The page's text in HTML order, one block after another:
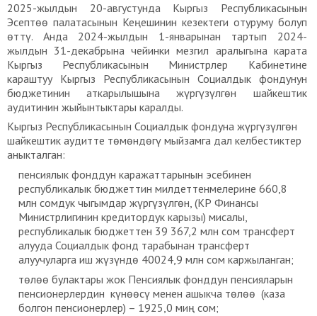
2025-жылдын 20-августунда Кыргыз Республикасынын
Эсептөө палатасынын Кеңешинин кезектеги отуруму болуп
өттү. Анда 2024-жылдын 1-январынан тартып 2024-
жылдын 31-декабрына чейинки мезгил аралыгына карата
Кыргыз Республикасынын Министрлер Кабинетине
караштуу Кыргыз Республикасынын Социалдык фондунун
бюджетинин аткарылышына жүргүзүлгөн шайкештик
аудитинин жыйынтыктары каралды.
Кыргыз Республикасынын Социалдык фондуна жүргүзүлгөн
шайкештик аудитте төмөндөгү мыйзамга дал келбестиктер
аныкталган:
пенсиялык фонддун каражаттарынын эсебинен
республикалык бюджеттин милдеттенмелерине 660,8
млн сомдук чыгымдар жүргүзүлгөн, (КР Финансы
Министрлигинин кредитордук карызы) мисалы,
республикалык бюджеттен 39 367,2 млн сом трансферт
алууда Социалдык фонд тарабынан трансферт
алуучуларга иш жүзүндө 40024,9 млн сом каржыланган;
төлөө булактары жок Пенсиялык фонддун пенсияларын
пенсионерлердин күнөөсү менен ашыкча төлөө (каза
болгон пенсионерлер) – 1925,0 миң сом;